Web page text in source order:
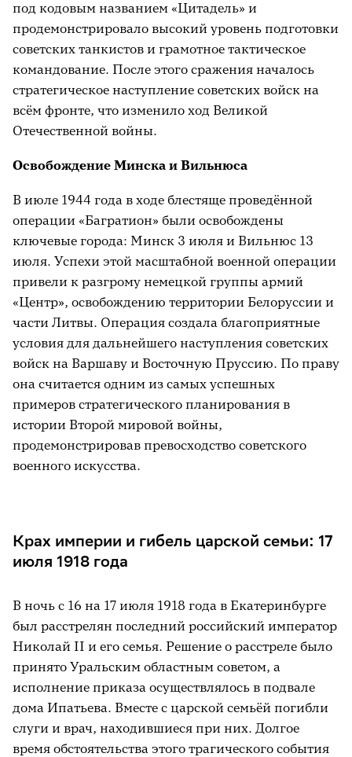
под кодовым названием «Цитадель» и
продемонстрировало высокий уровень подготовки
советских танкистов и грамотное тактическое
командование. После этого сражения началось
стратегическое наступление советских войск на
всём фронте, что изменило ход Великой
Отечественной войны.
Освобождение Минска и Вильнюса
В июле 1944 года в ходе блестяще проведённой
операции «Багратион» были освобождены
ключевые города: Минск 3 июля и Вильнюс 13
июля. Успехи этой масштабной военной операции
привели к разгрому немецкой группы армий
«Центр», освобождению территории Белоруссии и
части Литвы. Операция создала благоприятные
условия для дальнейшего наступления советских
войск на Варшаву и Восточную Пруссию. По праву
она считается одним из самых успешных
примеров стратегического планирования в
истории Второй мировой войны,
продемонстрировав превосходство советского
военного искусства.
Крах империи и гибель царской семьи: 17
июля 1918 года
В ночь с 16 на 17 июля 1918 года в Екатеринбурге
был расстрелян последний российский император
Николай II и его семья. Решение о расстреле было
принято Уральским областным советом, а
исполнение приказа осуществлялось в подвале
дома Ипатьева. Вместе с царской семьёй погибли
слуги и врач, находившиеся при них. Долгое
время обстоятельства этого трагического события